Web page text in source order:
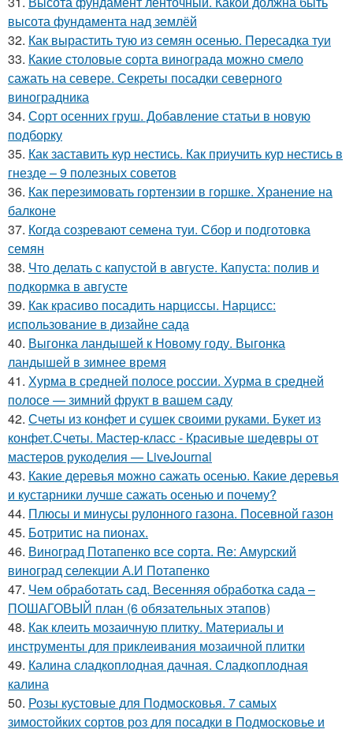
высота фундамента над землёй
32. Как вырастить тую из семян осенью. Пересадка туи
33. Какие столовые сорта винограда можно смело
сажать на севере. Секреты посадки северного
виноградника
34. Сорт осенних груш. Добавление статьи в новую
подборку
35. Как заставить кур нестись. Как приучить кур нестись в
гнезде – 9 полезных советов
36. Как перезимовать гортензии в горшке. Хранение на
балконе
37. Когда созревают семена туи. Сбор и подготовка
семян
38. Что делать с капустой в августе. Капуста: полив и
подкормка в августе
39. Как красиво посадить нарциссы. Нарцисс:
использование в дизайне сада
40. Выгонка ландышей к Новому году. Выгонка
ландышей в зимнее время
41. Хурма в средней полосе россии. Хурма в средней
полосе — зимний фрукт в вашем саду
42. Счеты из конфет и сушек своими руками. Букет из
конфет.Счеты. Мастер-класс - Красивые шедевры от
мастеров рукоделия — LiveJournal
43. Какие деревья можно сажать осенью. Какие деревья
и кустарники лучше сажать осенью и почему?
44. Плюсы и минусы рулонного газона. Посевной газон
45. Ботритис на пионах.
46. Виноград Потапенко все сорта. Re: Амурский
виноград селекции А.И Потапенко
47. Чем обработать сад. Весенняя обработка сада –
ПОШАГОВЫЙ план (6 обязательных этапов)
48. Как клеить мозаичную плитку. Материалы и
инструменты для приклеивания мозаичной плитки
49. Калина сладкоплодная дачная. Сладкоплодная
калина
50. Розы кустовые для Подмосковья. 7 самых
зимостойких сортов роз для посадки в Подмосковье и